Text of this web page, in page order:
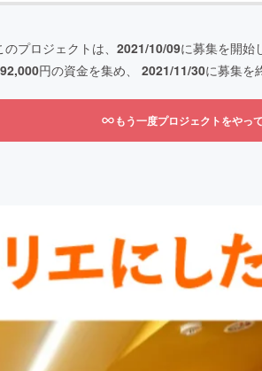
のプロジェクトは、 2021/10/09に募集を開始
円の資金を集め、 2021/11/30に募集を
もう一度プロジェクトをやっ